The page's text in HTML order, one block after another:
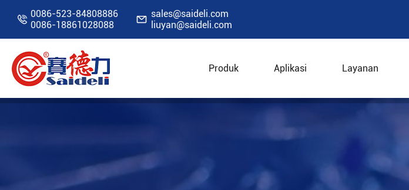
 0086-523-84808886
0086-18861028088
 sales@saideli.com
liuyan@saideli.com
Produk Aplikasi Layanan
Rumah Sumber Daya